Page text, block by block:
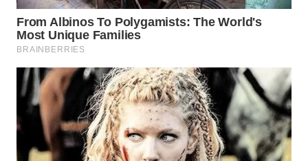
WN
SUBANG
WN
SUKABUMI
WN
PURWAKARTA